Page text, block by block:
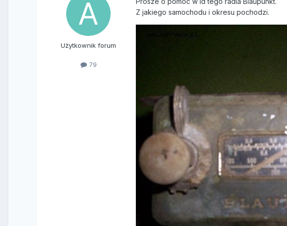
Użytkownik forum
79
Z jakiego samochodu i okresu pochodzi.